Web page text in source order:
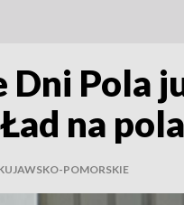
Pola
na
POMORSKIE